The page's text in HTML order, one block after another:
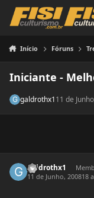
Pular para o conteúdo
Início Fóruns
Iniciante -
galdrothx111 de
galdrothx1
11 de Junho, 200818